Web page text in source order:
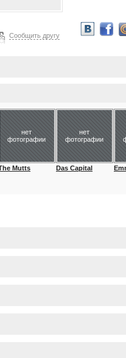
Сообщить другу
нет
фотографии
Mutts
нет
фотографии
Das Capital